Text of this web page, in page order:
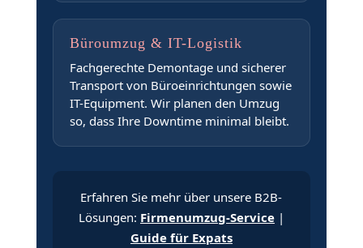
Büroumzug & IT-Logistik
Fachgerechte Demontage und sicherer
Transport von Büroeinrichtungen sowie
IT-Equipment. Wir planen den Umzug
so, dass Ihre Downtime minimal bleibt.
Erfahren Sie mehr über unsere B2B-
Lösungen: Firmenumzug-Service|
Guide für Expats